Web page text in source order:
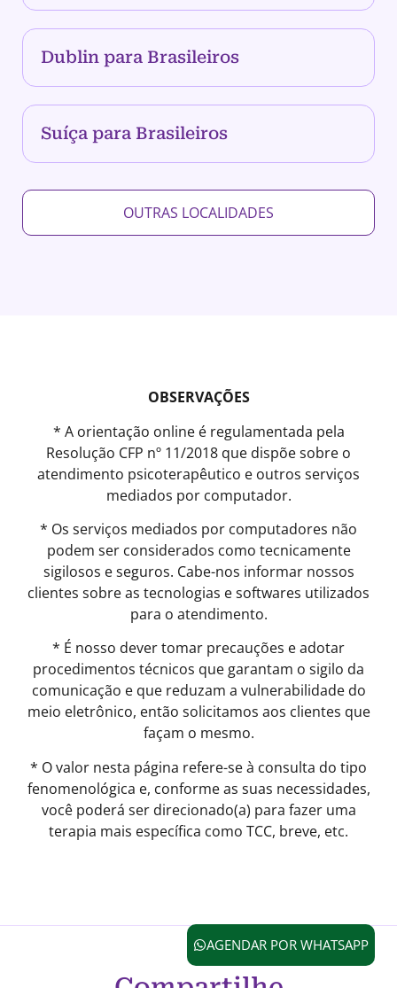
Dublin para Brasileiros
Suíça para Brasileiros
OUTRAS LOCALIDADES
OBSERVAÇÕES
* A orientação online é regulamentada pela
Resolução CFP nº 11/2018 que dispõe sobre o
atendimento psicoterapêutico e outros serviços
mediados por computador.
* Os serviços mediados por computadores não
podem ser considerados como tecnicamente
sigilosos e seguros. Cabe-nos informar nossos
clientes sobre as tecnologias e softwares utilizados
para o atendimento.
* É nosso dever tomar precauções e adotar
procedimentos técnicos que garantam o sigilo da
comunicação e que reduzam a vulnerabilidade do
meio eletrônico, então solicitamos aos clientes que
façam o mesmo.
* O valor nesta página refere-se à consulta do tipo
fenomenológica e, conforme as suas necessidades,
você poderá ser direcionado(a) para fazer uma
terapia mais específica como TCC, breve, etc.
AGENDAR POR WHATSAPP